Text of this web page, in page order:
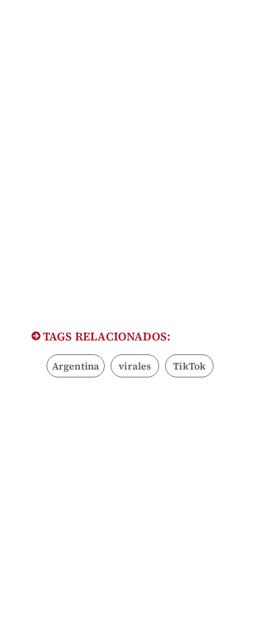
TAGS RELACIONADOS:
Argentina virales TikTok